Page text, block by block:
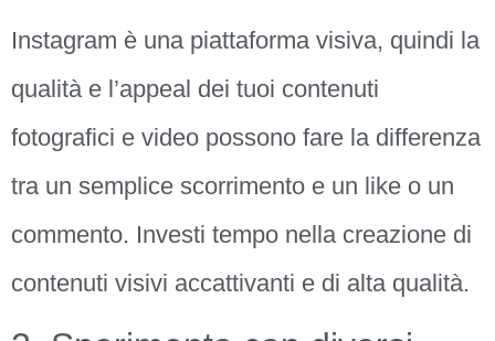
Instagram è una piattaforma visiva, quindi la
qualità e l’appeal dei tuoi contenuti
fotografici e video possono fare la differenza
tra un semplice scorrimento e un like o un
commento. Investi tempo nella creazione di
contenuti visivi accattivanti e di alta qualità.